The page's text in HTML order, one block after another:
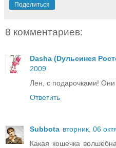
Поделиться
8 комментариев:
Dasha (Dульсинея
2009
Лен, с подарочками!
Ответить
Subbota вторник, 06
Какая кошечка